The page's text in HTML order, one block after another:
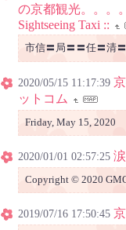
の京都観光。。。
Sightseeing Taxi ::
市信〓局〓〓任〓清〓
2020/05/15 11:17:39
ットコム
Friday, May 15, 2020
2020/01/01 02:57:25
Copyright © 2020
2019/07/16 17:50:45